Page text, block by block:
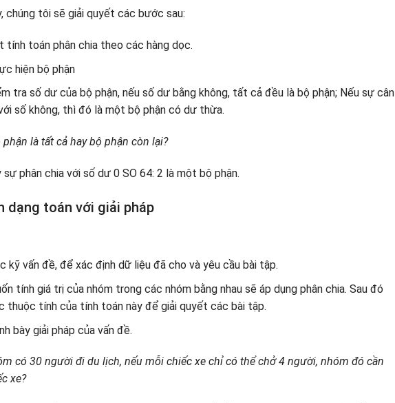
chúng tôi sẽ giải quyết các bước sau:
tính toán phân chia theo các hàng dọc.
hiện bộ phận
tra số dư của bộ phận, nếu số dư bằng không, tất cả đều là bộ phận; Nếu sự cân
số không, thì đó là một bộ phận có dư thừa.
phận là tất cả hay bộ phận còn lại?
phân chia với số dư 0 SO 64: 2 là một bộ phận.
dạng toán với giải pháp
kỹ vấn đề, để xác định dữ liệu đã cho và yêu cầu bài tập.
tính giá trị của nhóm trong các nhóm bằng nhau sẽ áp dụng phân chia. Sau đó
thuộc tính của tính toán này để giải quyết các bài tập.
bày giải pháp của vấn đề.
có 30 người đi du lịch, nếu mỗi chiếc xe chỉ có thể chở 4 người, nhóm đó cần
xe?